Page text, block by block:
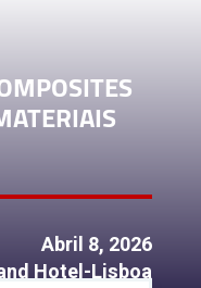
Abril 8, 2026
Hotel-Lisboa